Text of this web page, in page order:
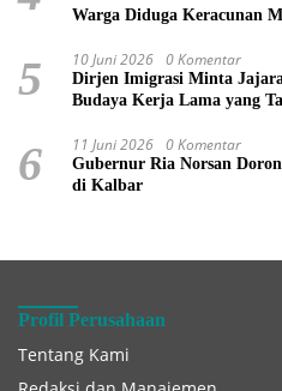
Warga Diduga Keracunan
5 10 Juni 2026 0 Komentar
Dirjen Imigrasi Minta
Budaya Kerja Lama yang
6 11 Juni 2026 0 Komentar
Gubernur Ria Norsan
di Kalbar
Profil Perusahaan
Tentang Kami